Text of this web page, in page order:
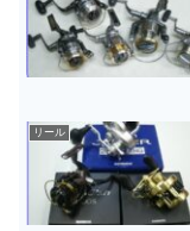
リール